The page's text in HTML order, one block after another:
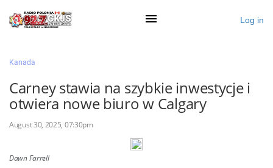
Ogłoś się
Działy
Zaloguj przez Clascal
Log in
Kanada
Carney stawia na szybkie inwestycje i
otwiera nowe biuro w Calgary
August 30, 2025, 07:30pm
Dawn Farrell